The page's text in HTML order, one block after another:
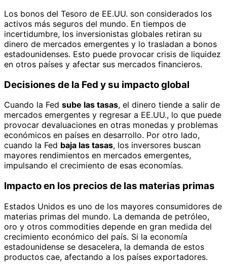
Los bonos del Tesoro de EE.UU. son considerados los
activos más seguros del mundo. En tiempos de
incertidumbre, los inversionistas globales retiran su
dinero de mercados emergentes y lo trasladan a bonos
estadounidenses. Esto puede provocar crisis de liquidez
en otros países y afectar sus mercados financieros.
Decisiones de la Fed y su impacto global
Cuando la Fed sube las tasas, el dinero tiende a salir de
mercados emergentes y regresar a EE.UU., lo que puede
provocar devaluaciones en otras monedas y problemas
económicos en países en desarrollo. Por otro lado,
cuando la Fed baja las tasas, los inversores buscan
mayores rendimientos en mercados emergentes,
impulsando el crecimiento de esas economías.
Impacto en los precios de las materias primas
Estados Unidos es uno de los mayores consumidores de
materias primas del mundo. La demanda de petróleo,
oro y otros commodities depende en gran medida del
crecimiento económico del país. Si la economía
estadounidense se desacelera, la demanda de estos
productos cae, afectando a los países exportadores.